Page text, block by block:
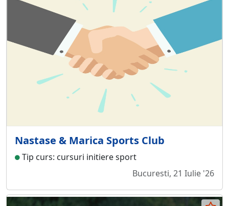
Nastase & Marica Sports Club
Tip curs: cursuri initiere sport
Bucuresti, 21 Iulie '26